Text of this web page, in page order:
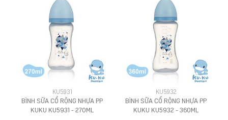
KU5931
BÌNH SỮA CỔ RỘNG NHỰA PP
KUKU KU5931 - 270ML
KU5932
BÌNH SỮA CỔ RỘNG NHỰA PP
KUKU KU5932 - 360ML